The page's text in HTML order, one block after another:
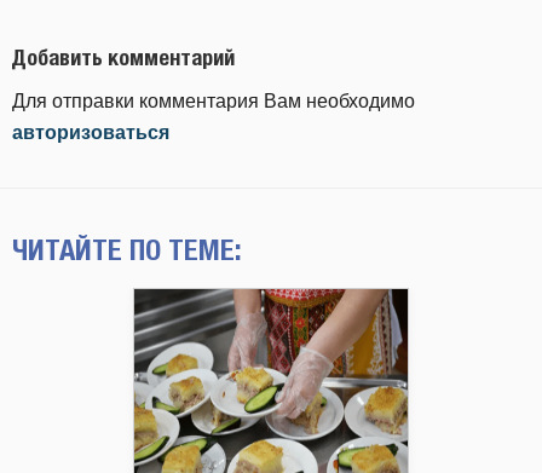
Добавить комментарий
Для отправки комментария Вам необходимо
авторизоваться
ЧИТАЙТЕ ПО ТЕМЕ: